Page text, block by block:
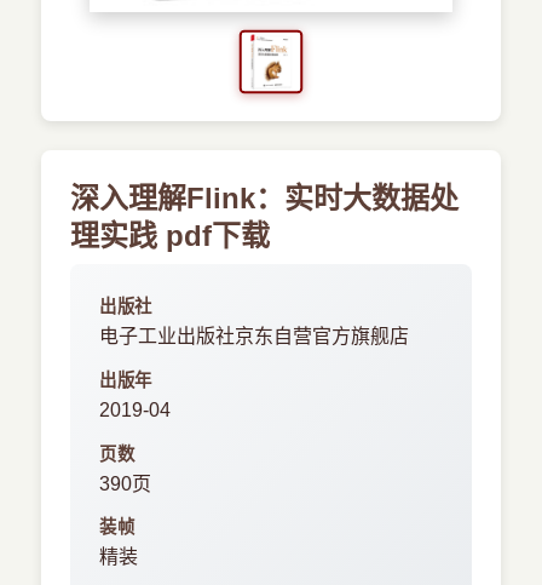
预订书籍
深入理解Flink：实时大数据处
理实践 pdf下载
出版社
电子工业出版社京东自营官方旗舰店
出版年
2019-04
页数
390页
装帧
精装